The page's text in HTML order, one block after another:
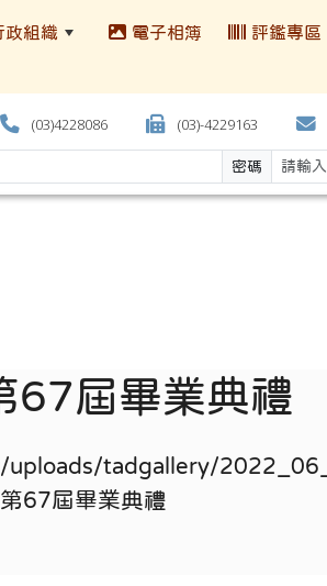
政組織 電子相簿 評鑑專區
(03)4228086 (03)-4229163
密碼
67屆畢業典禮